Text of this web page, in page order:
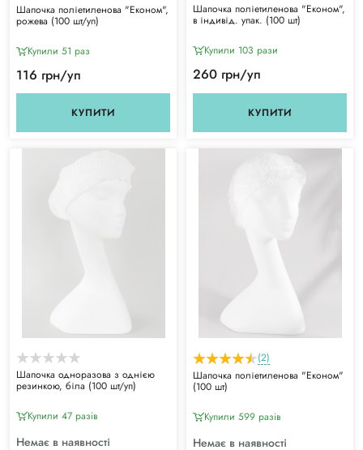
Шапочка поліетиленова "Економ",
рожева (100 шт/уп)
Купили 51 раз
116 грн/уп
КУПИТИ
Шапочка поліетиленова "Економ",
в індивід. упак. (100 шт)
Купили 103 рази
260 грн/уп
КУПИТИ
Шапочка одноразова з однією
резинкою, біла (100 шт/уп)
Купили 47 разiв
Немає в наявності
(2)
Шапочка поліетиленова "Економ"
(100 шт)
Купили 599 разiв
Немає в наявності